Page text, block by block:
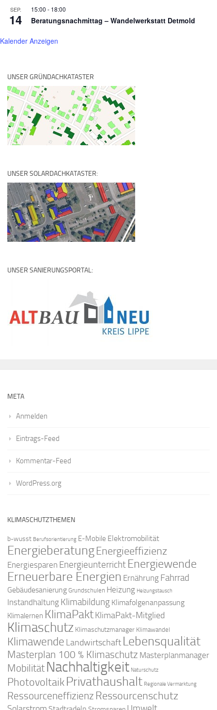
SEP.
14
15:00 - 18:00
Beratungsnachmittag – Wandelwerkstatt Detmold
Kalender Anzeigen
UNSER GRÜNDACHKATASTER
UNSER SOLARDACHKATASTER:
UNSER SANIERUNGSPORTAL:
META
Anmelden
Eintrags-Feed
Kommentar-Feed
WordPress.org
KLIMASCHUTZTHEMEN
b-wusst Berufsorientierung E-Mobile Elektromobilität
EnergieberatungEnergieeffizienz
Energiesparen Energieunterricht Energiewende
Erneuerbare Energien Ernährung Fahrrad
Gebäudesanierung Grundschulen Heizung Heizungstausch
Instandhaltung Klimabildung Klimafolgenanpassung
Klimalernen KlimaPaktKlimaPakt-Mitglied
Klimaschutz Klimaschutzmanager Klimawandel
Klimawende Landwirtschaft Lebensqualität
Masterplan 100 % Klimaschutz Masterplanmanager
Mobilität Nachhaltigkeit Naturschutz
PhotovoltaikPrivathaushalt Regionale Vermarktung
Ressourceneffizienz Ressourcenschutz